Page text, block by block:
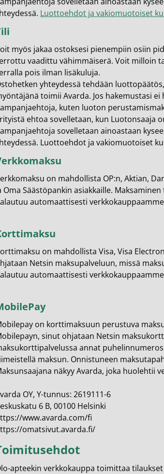
ihonhoito ja parranajo
ja känsät
ja Gua sha
of the navigation. Close navigation.
Luottoehdot ja vakiomuotoiset
myös jakaa ostoksesi pienempiin osiin
vaadittu vähimmäiserä. Voit milloin
pois ilman lisäkuluja.
yhteydessä tehdään
toimii Avarda. Jos hakemustasi
kuten luoton
ehtoa sovelletaan, kun Luotonsaaja
sovelletaan ainoastaan
Luottoehdot ja vakiomuotoiset
on mahdollista OP:n, Aktian,
Oma Säästöpankin asiakkaille.
automaattisesti
on mahdollista Visa, Visa
Netsin maksupalveluun, missä
automaattisesti
on korttimaksuun perustuva
sinut ohjataan Netsin
annat
maksun. Onnistuneen
näkyy Avarda, joka huolehtii
OY, Y-tunnus: 2619111-6
6 B, 00100 Helsinki
www.avarda.com/fi
omatsivut.avarda.fi/
apteekin verkkokauppa toimittaa